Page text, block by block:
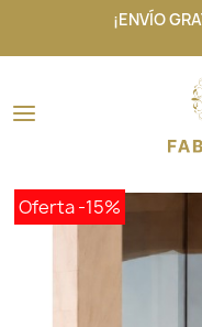
¡ENVÍO
Oferta-15%